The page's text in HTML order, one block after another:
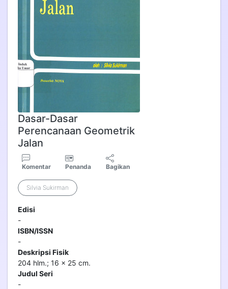
Dasar-Dasar
Perencanaan Geometrik
Jalan
Komentar Penanda Bagikan
Silvia Sukirman
Edisi
-
ISBN/ISSN
-
Deskripsi Fisik
204 hlm.; 16 x 25 cm.
Judul Seri
-